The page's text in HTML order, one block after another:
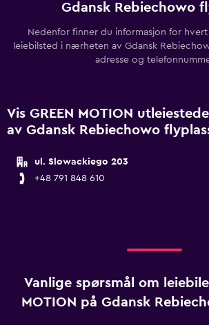
Gdansk Rebiechowo
Nedenfor finner du informasjon for hvert
leiebilsted i nærheten av Gdansk
adresse og
Vis GREEN MOTION
av Gdansk Rebiechowo
ul. Slowackiego 203
+48 791 848 610
Vanlige spørsmål om
MOTION på Gdansk